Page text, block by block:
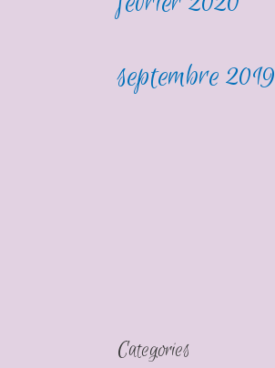
septembre 2019
Categories